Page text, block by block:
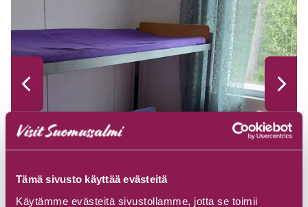
Tämä sivusto käyttää evästeitä
Käytämme evästeitä sivustollamme, jotta se toimii